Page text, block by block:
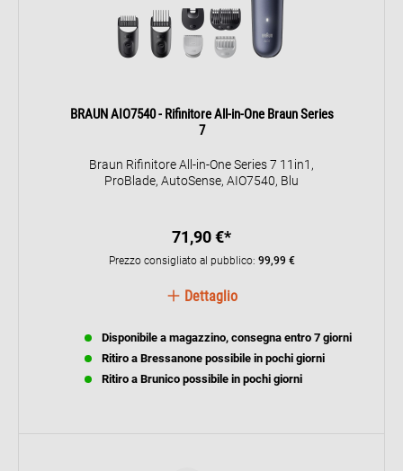
BRAUN AIO7540 - Rifinitore All-in-One Braun Series
7
Braun Rifinitore All-in-One Series 7 11in1,
ProBlade, AutoSense, AIO7540, Blu
71,90 €*
Prezzo consigliato al pubblico: 99,99 €
Dettaglio
Disponibile a magazzino, consegna entro 7 giorni
Ritiro a Bressanone possibile in pochi giorni
Ritiro a Brunico possibile in pochi giorni